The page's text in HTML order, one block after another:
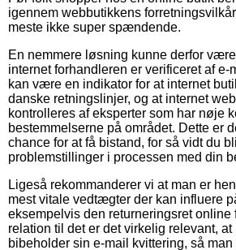
igennem webbutikkens
meste ikke super spændende.
En nemmere løsning kunne derfor
internet forhandleren er verificeret af
kan være en indikator for at internet
danske retningslinjer, og at internet
kontrolleres af eksperter som har nøje
bestemmelserne på området. Dette er
chance for at få bistand, for så vidt du
problemstillinger i processen med din
Ligeså rekommanderer vi at man er
mest vitale vedtægter der kan influere
eksempelvis den returneringsret online
relation til det er det virkelig relevant,
bibeholder sin e-mail kvittering, så